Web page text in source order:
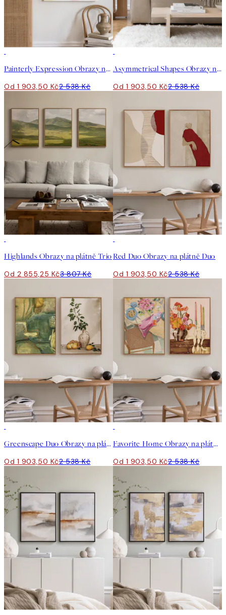
Painterly Expression Obrazy na plátně Duo
Od 1 903,50 Kč2 538 Kč
Asymmetrical Shapes Obrazy na plátně Duo
Od 1 903,50 Kč2 538 Kč
Highlands Obrazy na plátně Trio
Od 2 855,25 Kč3 807 Kč
Red Duo Obrazy na plátně Duo
Od 1 903,50 Kč2 538 Kč
Greenscape Duo Obrazy na plátně Duo
Od 1 903,50 Kč2 538 Kč
Favorite Home Obrazy na plátně Duo
Od 1 903,50 Kč2 538 Kč